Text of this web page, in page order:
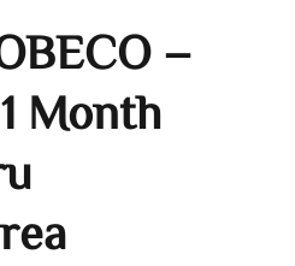
–
Month